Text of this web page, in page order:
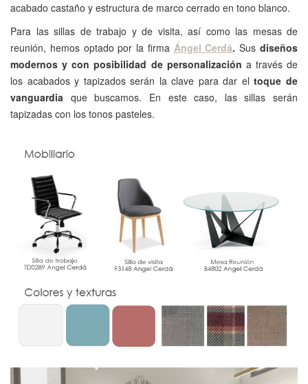
acabado castaño y estructura de marco cerrado en tono blanco.
Para las sillas de trabajo y de visita, así como las mesas de
reunión, hemos optado por la firma Ángel Cerdá. Susdiseños
modernos y con posibilidad de personalización a través de
los acabados y tapizados serán la clave para dar el toque de
vanguardia que buscamos. En este caso, las sillas serán
tapizadas con los tonos pasteles.